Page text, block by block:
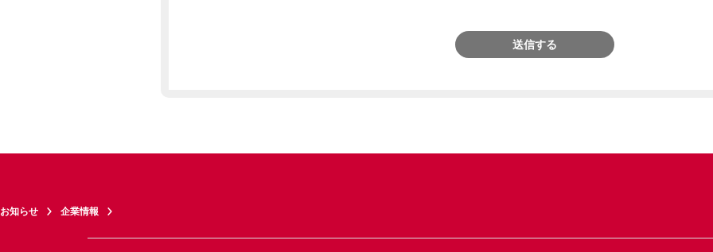
送信する
お知らせ 企業情報